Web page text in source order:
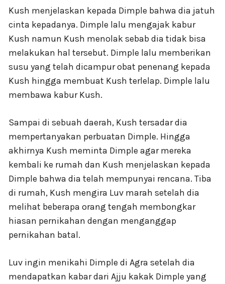
Kush menjelaskan kepada Dimple bahwa dia jatuh
cinta kepadanya. Dimple lalu mengajak kabur
Kush namun Kush menolak sebab dia tidak bisa
melakukan hal tersebut. Dimple lalu memberikan
susu yang telah dicampur obat penenang kepada
Kush hingga membuat Kush terlelap. Dimple lalu
membawa kabur Kush.
Sampai di sebuah daerah, Kush tersadar dia
mempertanyakan perbuatan Dimple. Hingga
akhirnya Kush meminta Dimple agar mereka
kembali ke rumah dan Kush menjelaskan kepada
Dimple bahwa dia telah mempunyai rencana. Tiba
di rumah, Kush mengira Luv marah setelah dia
melihat beberapa orang tengah membongkar
hiasan pernikahan dengan menganggap
pernikahan batal.
Luv ingin menikahi Dimple di Agra setelah dia
mendapatkan kabar dari Ajju kakak Dimple yang